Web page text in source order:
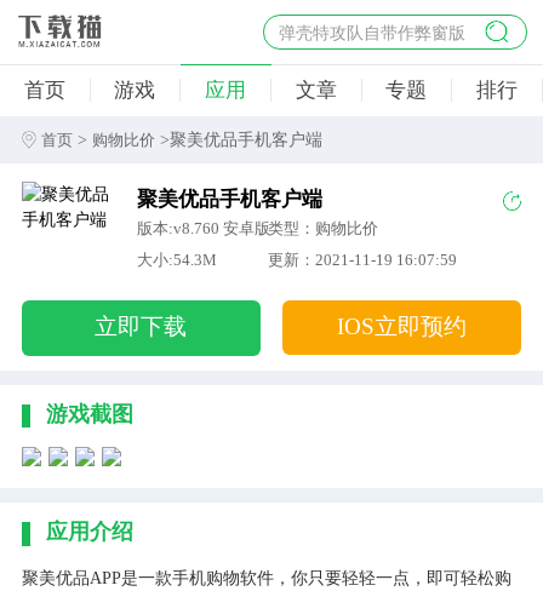
弹壳特攻队自带作弊窗版
杀手47行动
地狱幸存者破解版
首页 游戏 应用 文章 专题 排行
首页 > 购物比价 >聚美优品手机客户端
聚美优品手机客户端
版本:v8.760 安卓版类型：购物比价
大小:54.3M
更新：2021-11-19 16:07:59
立即下载 IOS立即预约
游戏截图
应用介绍
聚美优品APP是一款手机购物软件，你只要轻轻一点，即可轻松购